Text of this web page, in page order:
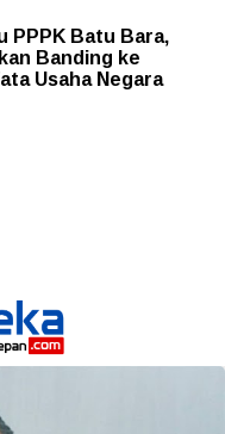
PPPK Batu Bara,
Banding ke
Usaha Negara